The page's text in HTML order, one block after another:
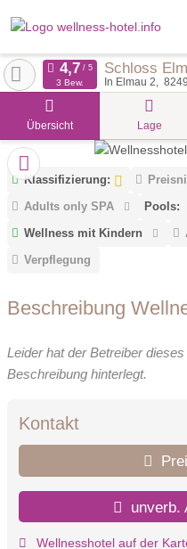
Schloss
In Elmau 2
3 Bew.
Übersicht Lage
Klassifizierung:
Adults only SPA
Pools:
Wellness mit Kindern
Verpflegung
Beschreibung
Leider hat der Betreiber
Beschreibung hinterlegt.
Kontakt
unverb.
Wellnesshotel auf der